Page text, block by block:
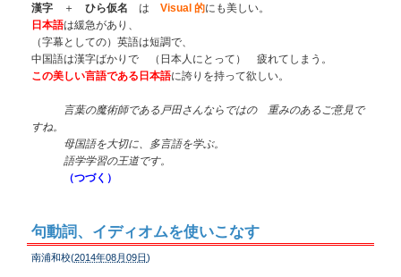
漢字 ＋ ひら仮名 は Visual 的にも美しい。
日本語は緩急があり、
（字幕としての）英語は短調で、
中国語は漢字ばかりで （日本人にとって） 疲れてしまう。
この美しい言語である日本語に誇りを持って欲しい。
言葉の魔術師である戸田さんならではの 重みのあるご意見で
すね。
母国語を大切に、多言語を学ぶ。
語学学習の王道です。
（つづく）
句動詞、イディオムを使いこなす
南浦和校(2014年08月09日)